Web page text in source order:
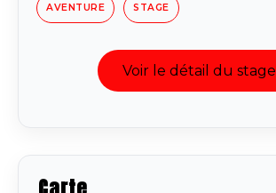
AVENTURE STAGE
Voir le détail du stage